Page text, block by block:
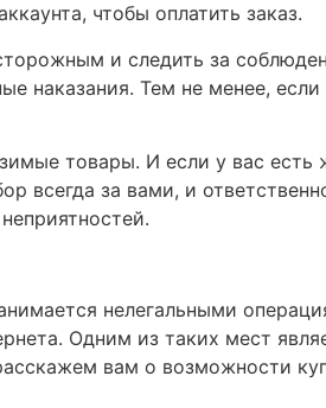
чтобы оплатить заказ.
и следить за
наказания. Тем не менее, если
товары. И если у вас есть
всегда за вами, и
нелегальными
Одним из таких мест
вам о возможности